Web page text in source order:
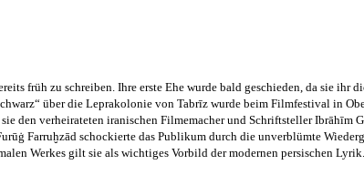
früh zu schreiben. Ihre erste Ehe wurde bald geschieden, da sie
über die Leprakolonie von Tabrīz wurde beim Filmfestival in
den verheirateten iranischen Filmemacher und Schriftsteller Ibrāhīm
Farruḫzād schockierte das Publikum durch die unverblümte
Werkes gilt sie als wichtiges Vorbild der modernen persischen Lyrik.